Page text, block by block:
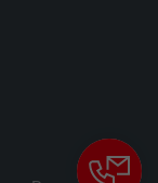
social
de